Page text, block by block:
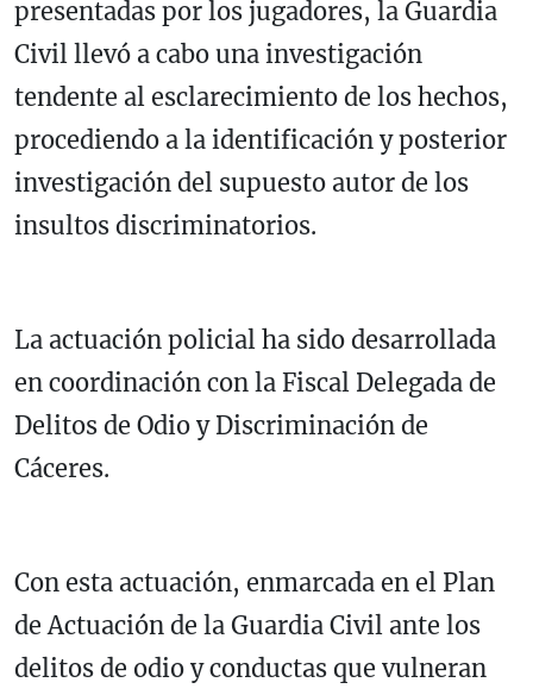
presentadas por los jugadores, la Guardia
Civil llevó a cabo una investigación
tendente al esclarecimiento de los hechos,
procediendo a la identificación y posterior
investigación del supuesto autor de los
insultos discriminatorios.
La actuación policial ha sido desarrollada
en coordinación con la Fiscal Delegada de
Delitos de Odio y Discriminación de
Cáceres.
Con esta actuación, enmarcada en el Plan
de Actuación de la Guardia Civil ante los
delitos de odio y conductas que vulneran